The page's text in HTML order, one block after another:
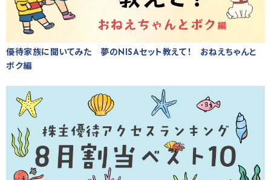
優待家族に聞いてみた 夢のNISAセット教えて！ おねえちゃんと
ボク編